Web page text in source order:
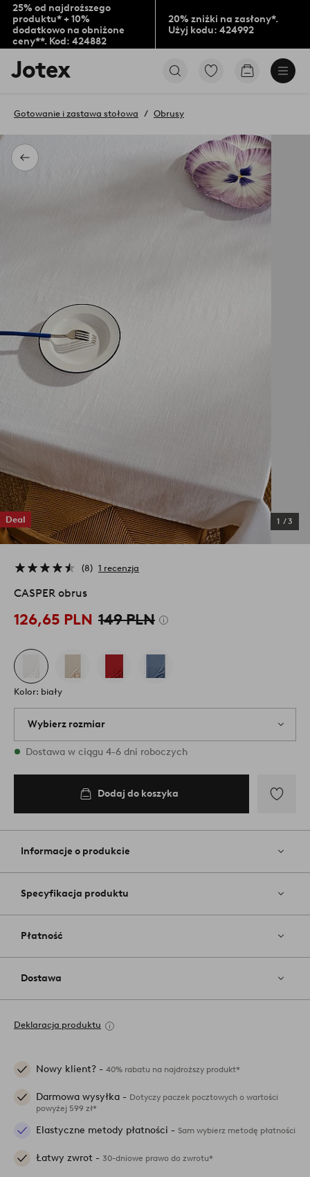
25% od najdroższego
produktu* + 10%
dodatkowo na obniżone
ceny**. Kod: 424882
20% zniżki na zasłony*.
Użyj kodu: 424992
Logo
Jotex
na
stronę
PrzejdźPrzejdź
Powrót
Gotowanie i zastawa stołowa Obrusy
Deal 1 /3
8 1 recenzja
CASPER obrus
126,65 PLN 149 PLN
Kolor: biały
Wybierz rozmiar
4 rozmiary są dostępne w magazynie
Dostawa w ciągu 4-6 dni roboczych
DodajDodaj do koszyka
do
Informacje o produkcie
Specyfikacja produktu
Płatność
Dostawa
Deklaracja produktu
Nowy klient? - 40% rabatu na najdroższy produkt*
Darmowa wysyłka - Dotyczy paczek pocztowych o wartości
powyżej 599 zł*
Elastyczne metody płatności - Sam wybierz metodę płatności
Łatwy zwrot - 30-dniowe prawo do zwrotu*